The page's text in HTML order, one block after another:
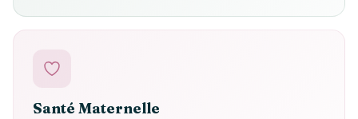
Santé Maternelle